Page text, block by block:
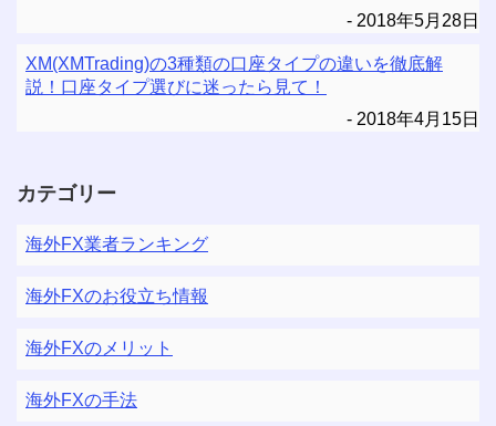
2018年5月28日
XM(XMTrading)の3種類の口座タイプの違いを徹底解
説！口座タイプ選びに迷ったら見て！
2018年4月15日
カテゴリー
海外FX業者ランキング
海外FXのお役立ち情報
海外FXのメリット
海外FXの手法